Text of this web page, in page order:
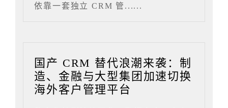
依靠一套独立 CRM 管......
国产 CRM 替代浪潮来袭：制
造、金融与大型集团加速切换
海外客户管理平台